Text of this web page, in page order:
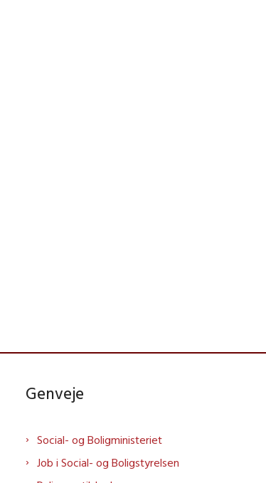
Genveje
Social- og Boligministeriet
Job i Social- og Boligstyrelsen